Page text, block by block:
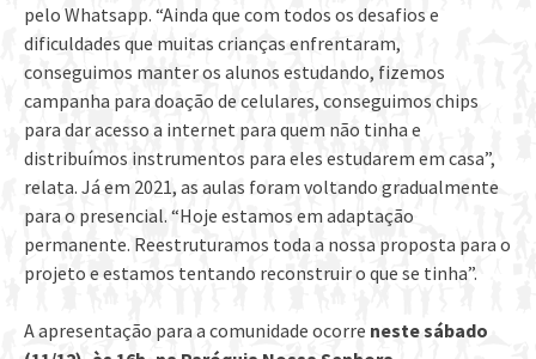
pelo Whatsapp. “Ainda que com todos os desafios e
dificuldades que muitas crianças enfrentaram,
conseguimos manter os alunos estudando, fizemos
campanha para doação de celulares, conseguimos chips
para dar acesso a internet para quem não tinha e
distribuímos instrumentos para eles estudarem em casa”,
relata. Já em 2021, as aulas foram voltando gradualmente
para o presencial. “Hoje estamos em adaptação
permanente. Reestruturamos toda a nossa proposta para o
projeto e estamos tentando reconstruir o que se tinha”.
A apresentação para a comunidade ocorre neste sábado